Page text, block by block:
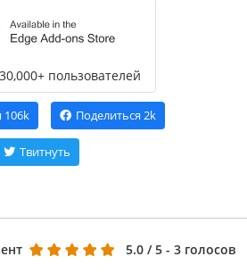
30,000+ пользователей
106k Поделиться 2k
Твитнуть
5.0 / 5 - 3 голосов